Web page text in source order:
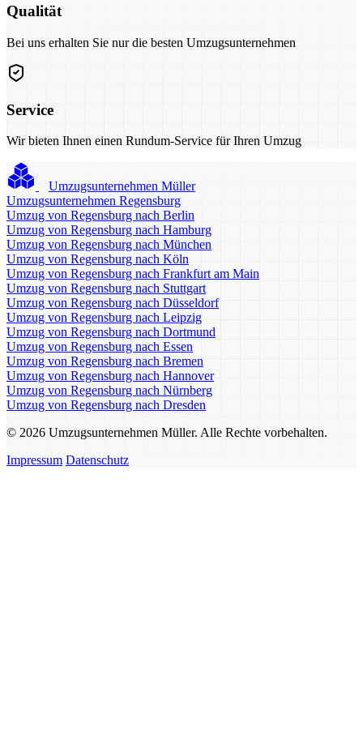
Qualität
Bei uns erhalten Sie nur die besten Umzugsunternehmen
Service
Wir bieten Ihnen einen Rundum-Service für Ihren Umzug
Umzugsunternehmen Müller
Umzugsunternehmen Regensburg
Umzug von Regensburg nach Berlin
Umzug von Regensburg nach Hamburg
Umzug von Regensburg nach München
Umzug von Regensburg nach Köln
Umzug von Regensburg nach Frankfurt am Main
Umzug von Regensburg nach Stuttgart
Umzug von Regensburg nach Düsseldorf
Umzug von Regensburg nach Leipzig
Umzug von Regensburg nach Dortmund
Umzug von Regensburg nach Essen
Umzug von Regensburg nach Bremen
Umzug von Regensburg nach Hannover
Umzug von Regensburg nach Nürnberg
Umzug von Regensburg nach Dresden
© 2026 Umzugsunternehmen Müller. Alle Rechte vorbehalten.
Impressum Datenschutz